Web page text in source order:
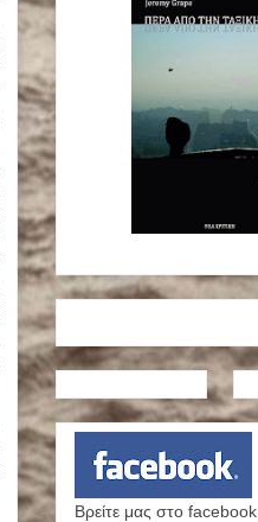
Βρείτε μας στο facebook